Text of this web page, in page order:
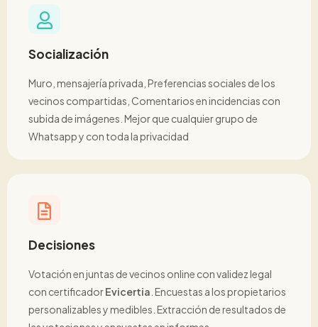
Socialización
Muro, mensajería privada, Preferencias sociales de los
vecinos compartidas, Comentarios en incidencias con
subida de imágenes. Mejor que cualquier grupo de
Whatsapp y con toda la privacidad
Decisiones
Votación en juntas de vecinos online con validez legal
con certificadorEvicertia . Encuestas a los propietarios
personalizables y medibles. Extracción de resultados de